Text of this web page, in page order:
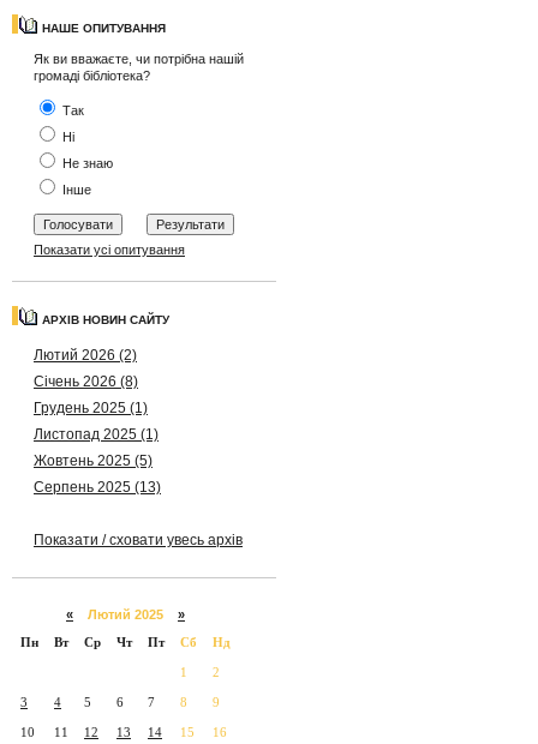
НАШЕ ОПИТУВАННЯ
Як ви вважаєте, чи потрібна нашій
громаді бібліотека?
Так
Ні
Не знаю
Інше
Показати усі опитування
АРХІВ НОВИН САЙТУ
Лютий 2026 (2)
Січень 2026 (8)
Грудень 2025 (1)
Листопад 2025 (1)
Жовтень 2025 (5)
Серпень 2025 (13)
Показати / сховати увесь архів
« Лютий 2025 »
Пн
Вт Ср Чт Пт Сб Нд
1 2
3 4 5 6 7 8 9
10 11 12 13 14 15 16